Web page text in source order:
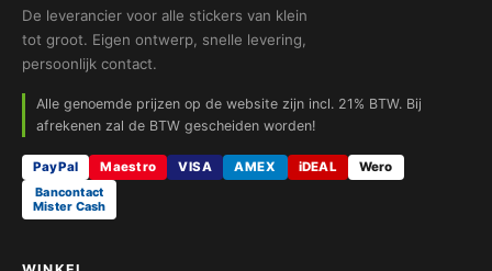
De leverancier voor alle stickers van klein
tot groot. Eigen ontwerp, snelle levering,
persoonlijk contact.
Alle genoemde prijzen op de website zijn incl. 21% BTW. Bij
afrekenen zal de BTW gescheiden worden!
PayPal Maestro VISA AMEX iDEAL
Wero
Bancontact
Mister Cash